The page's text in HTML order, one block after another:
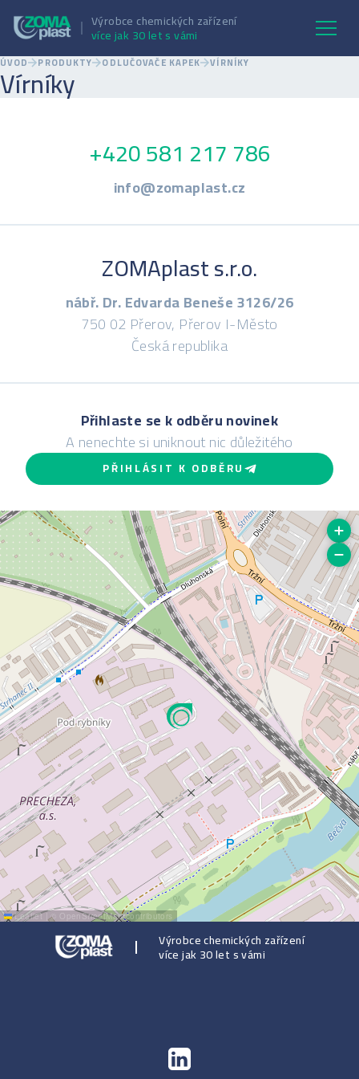
Výrobce chemických zařízení
více jak 30 let s vámi
Vírníky
ÚVOD PRODUKTY ODLUČOVAČE KAPEK VÍRNÍKY
+420 581 217 786
info@zomaplast.cz
ZOMAplast s.r.o.
nábř. Dr. Edvarda Beneše 3126/26
750 02 Přerov, Přerov I-Město
Česká republika
Přihlaste se k odběru novinek
A nenechte si uniknout nic důležitého
PŘIHLÁSIT K ODBĚRU
Leaflet © OpenStreetMapcontributors
Výrobce chemických zařízení
více jak 30 let s vámi